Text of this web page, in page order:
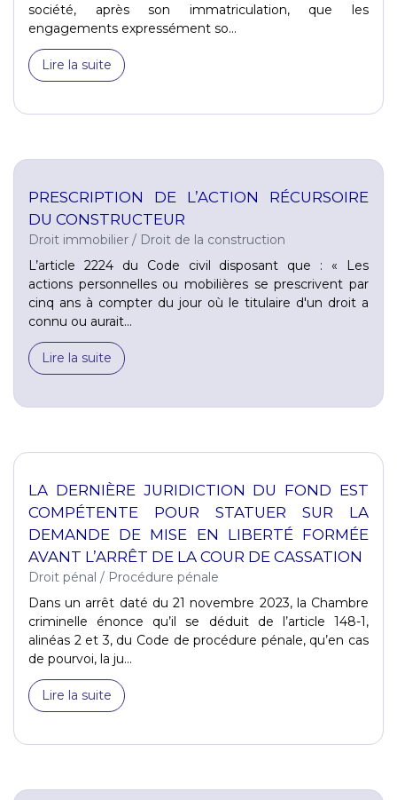
société, après son immatriculation, que les
engagements expressément so...
Lire la suite
PRESCRIPTION DE L’ACTION RÉCURSOIRE
DU CONSTRUCTEUR
Droit immobilier / Droit de la construction
L’article 2224 du Code civil disposant que : « Les
actions personnelles ou mobilières se prescrivent par
cinq ans à compter du jour où le titulaire d'un droit a
connu ou aurait...
Lire la suite
LA DERNIÈRE JURIDICTION DU FOND EST
COMPÉTENTE POUR STATUER SUR LA
DEMANDE DE MISE EN LIBERTÉ FORMÉE
AVANT L’ARRÊT DE LA COUR DE CASSATION
Droit pénal / Procédure pénale
Dans un arrêt daté du 21 novembre 2023, la Chambre
criminelle énonce qu’il se déduit de l’article 148-1,
alinéas 2 et 3, du Code de procédure pénale, qu’en cas
de pourvoi, la ju...
Lire la suite